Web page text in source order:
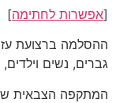
[אפשרות לחתימה]
ההסלמה ברצועת
גברים, נשים
המתקפה הצבאית